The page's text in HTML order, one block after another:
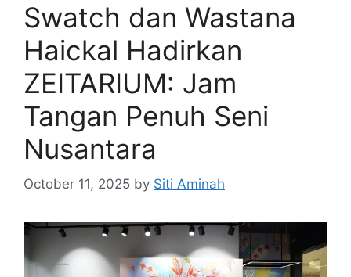
Swatch dan Wastana
Haickal Hadirkan
ZEITARIUM: Jam
Tangan Penuh Seni
Nusantara
October 11, 2025 by Siti Aminah